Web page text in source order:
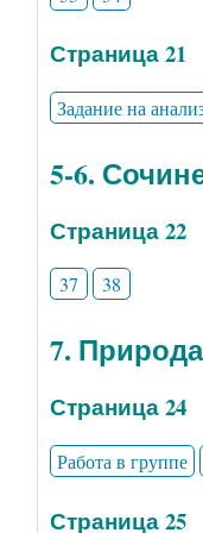
Страница 21
Задание на
5-6.
Страница 22
37 38
7.
Страница 24
Работа в группе
Страница 25